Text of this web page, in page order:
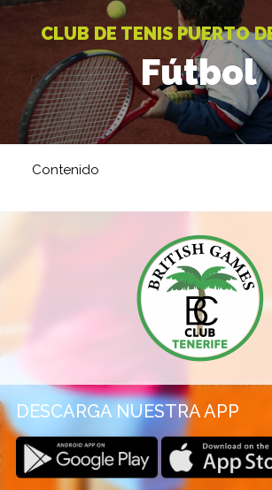
CLUB DE TENIS PUERTO
Fútbol
Contenido
DESCARGA NUESTRA APP